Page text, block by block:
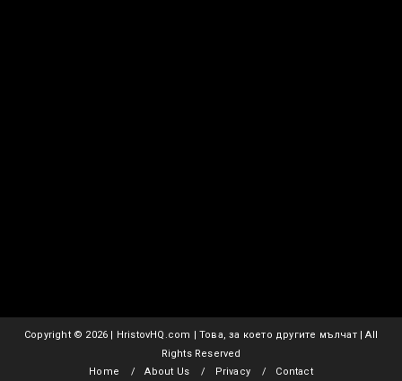
Copyright © 2026 | HristovHQ.com | Това, за което другите мълчат | All
Rights Reserved
Home
About Us Privacy Contact